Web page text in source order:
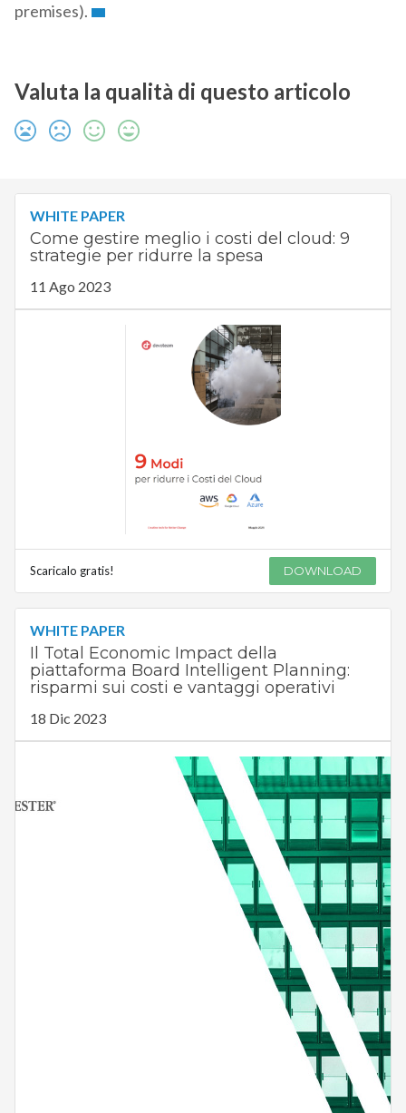
premises).
Valuta la qualità di questo articolo
WHITE PAPER
Come gestire meglio i costi del cloud: 9
strategie per ridurre la spesa
11 Ago 2023
Scaricalo gratis! DOWNLOAD
WHITE PAPER
Il Total Economic Impact della
piattaforma Board Intelligent Planning:
risparmi sui costi e vantaggi operativi
18 Dic 2023